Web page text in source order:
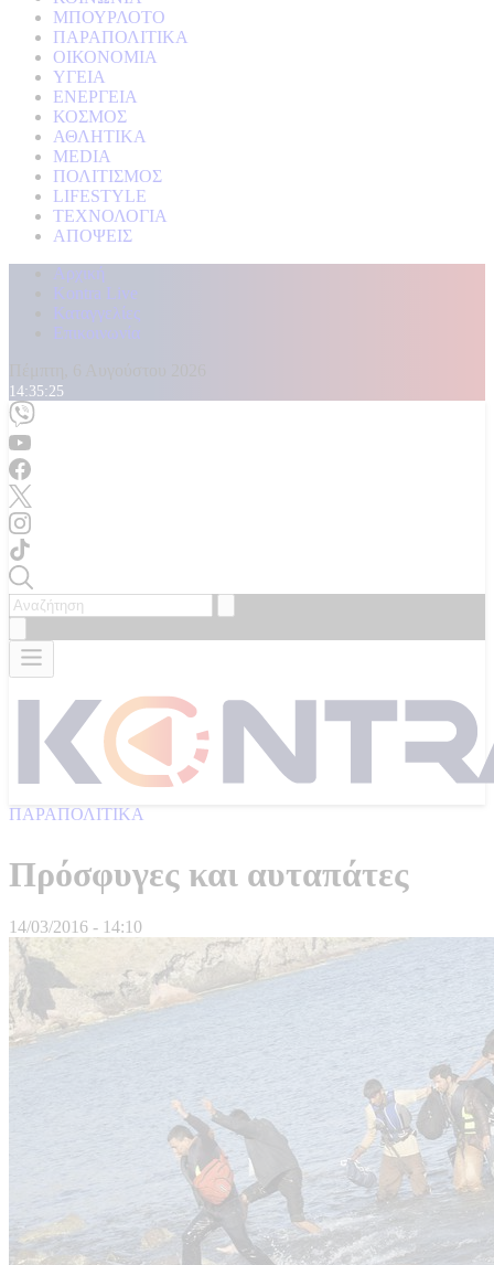
ΜΠΟΥΡΛΟΤΟ
ΠΑΡΑΠΟΛΙΤΙΚΑ
ΟΙΚΟΝΟΜΙΑ
ΥΓΕΙΑ
ΕΝΕΡΓΕΙΑ
ΚΟΣΜΟΣ
ΑΘΛΗΤΙΚΑ
MEDIA
ΠΟΛΙΤΙΣΜΟΣ
LIFESTYLE
ΤΕΧΝΟΛΟΓΙΑ
ΑΠΟΨΕΙΣ
Αρχική
Kontra Live
Καταγγελίες
Επικοινωνία
14:35:27
ΠΑΡΑΠΟΛΙΤΙΚΑ
Πρόσφυγες και αυταπάτες
14/03/2016 - 14:10